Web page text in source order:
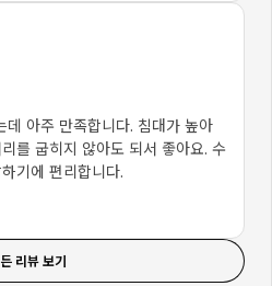
개의 별점.
데 아주 만족합니다. 침대가 높아
를 굽히지 않아도 되서 좋아요. 수
기에 편리합니다.
리뷰 보기